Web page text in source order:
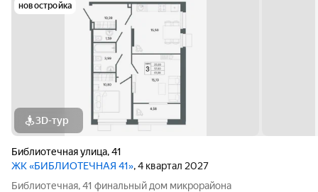
новостройка
3D-тур
Библиотечная улица,41
ЖК «БИБЛИОТЕЧНАЯ 41», 4 квартал 2027
Библиотечная, 41 финальный дом микрорайона